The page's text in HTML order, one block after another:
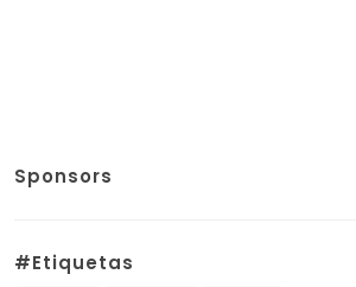
Sponsors
#Etiquetas